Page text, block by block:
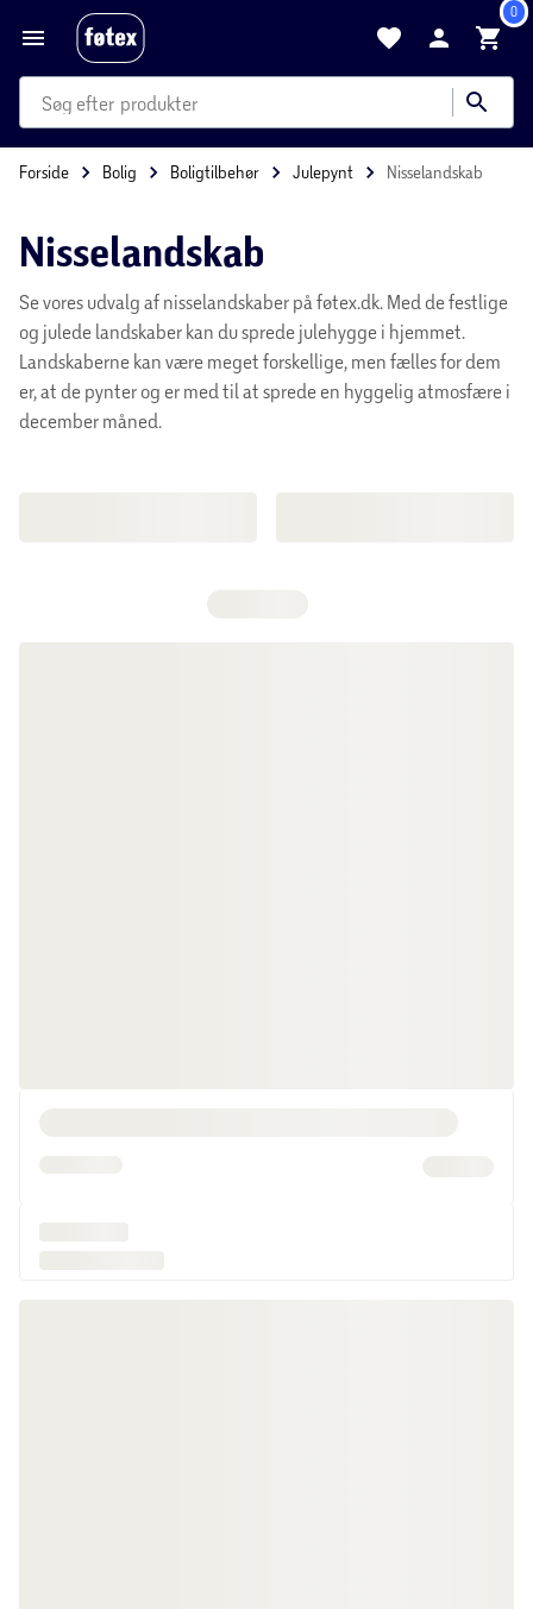
0
produkter
kategorier
mere end 35.000 varer
Forside Bolig Boligtilbehør Julepynt Nisselandskab
Nisselandskab
Se vores udvalg af nisselandskaber på føtex.dk. Med de festlige
og julede landskaber kan du sprede julehygge i hjemmet.
Landskaberne kan være meget forskellige, men fælles for dem
er, at de pynter og er med til at sprede en hyggelig atmosfære i
december måned.